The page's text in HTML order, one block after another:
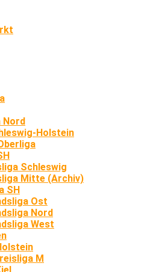
Nord
Holstein
Schleswig
Mitte (Archiv)
SH
Ost
Nord
West
M